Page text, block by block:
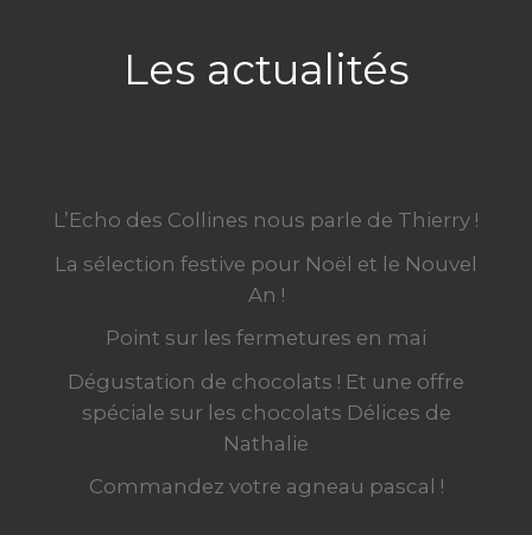
Les actualités
L’Echo des Collines nous parle de Thierry !
La sélection festive pour Noël et le Nouvel
An !
Point sur les fermetures en mai
Dégustation de chocolats ! Et une offre
spéciale sur les chocolats Délices de
Nathalie
Commandez votre agneau pascal !